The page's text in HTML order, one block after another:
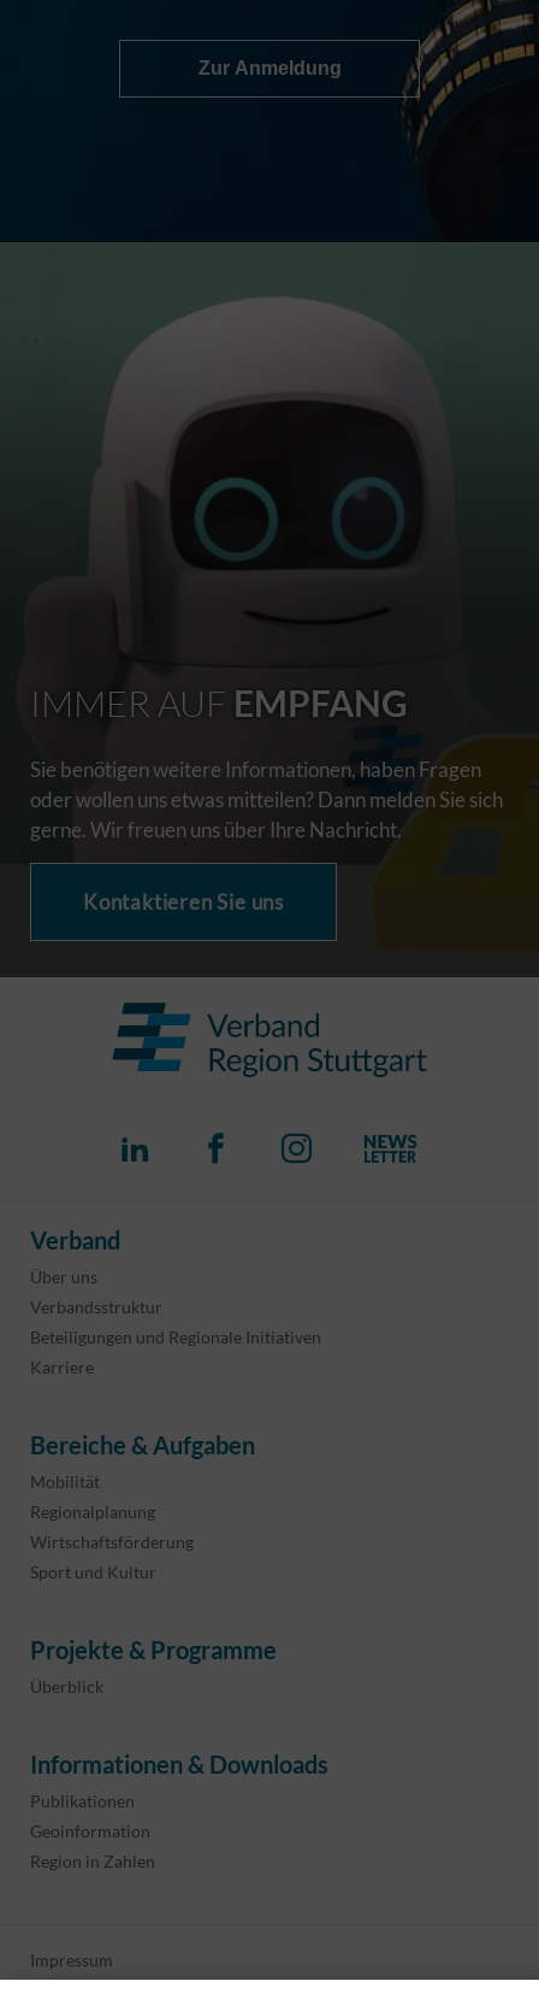
Zur Anmeldung
IMMER AUF EMPFANG
Sie benötigen weitere Informationen, haben Fragen
oder wollen uns etwas mitteilen? Dann melden Sie sich
gerne. Wir freuen uns über Ihre Nachricht.
Kontaktieren Sie uns
Verband
Über uns
Verbandsstruktur
Beteiligungen und Regionale Initiativen
Karriere
Bereiche & Aufgaben
Mobilität
Regionalplanung
Wirtschaftsförderung
Sport und Kultur
Projekte & Programme
Überblick
Informationen & Downloads
Publikationen
Geoinformation
Region in Zahlen
Impressum